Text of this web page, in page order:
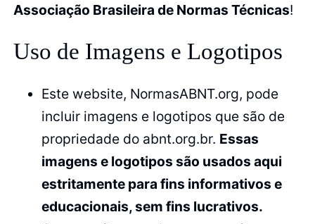
Associação Brasileira de Normas Técnicas!
Uso de Imagens e Logotipos
Este website, NormasABNT.org, pode
incluir imagens e logotipos que são de
propriedade do abnt.org.br. Essas
imagens e logotipos são usados aqui
estritamente para fins informativos e
educacionais, sem fins lucrativos.